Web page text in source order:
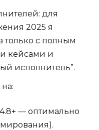
для
2025 я
только с полным
кейсами и
исполнитель”.
— оптимально